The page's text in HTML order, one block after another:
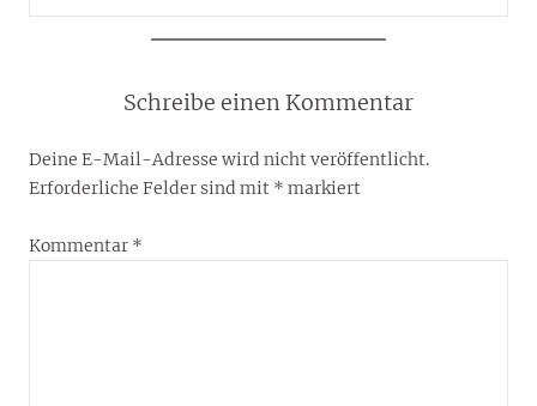
Schreibe einen Kommentar
Deine E-Mail-Adresse wird nicht veröffentlicht.
Erforderliche Felder sind mit * markiert
Kommentar *